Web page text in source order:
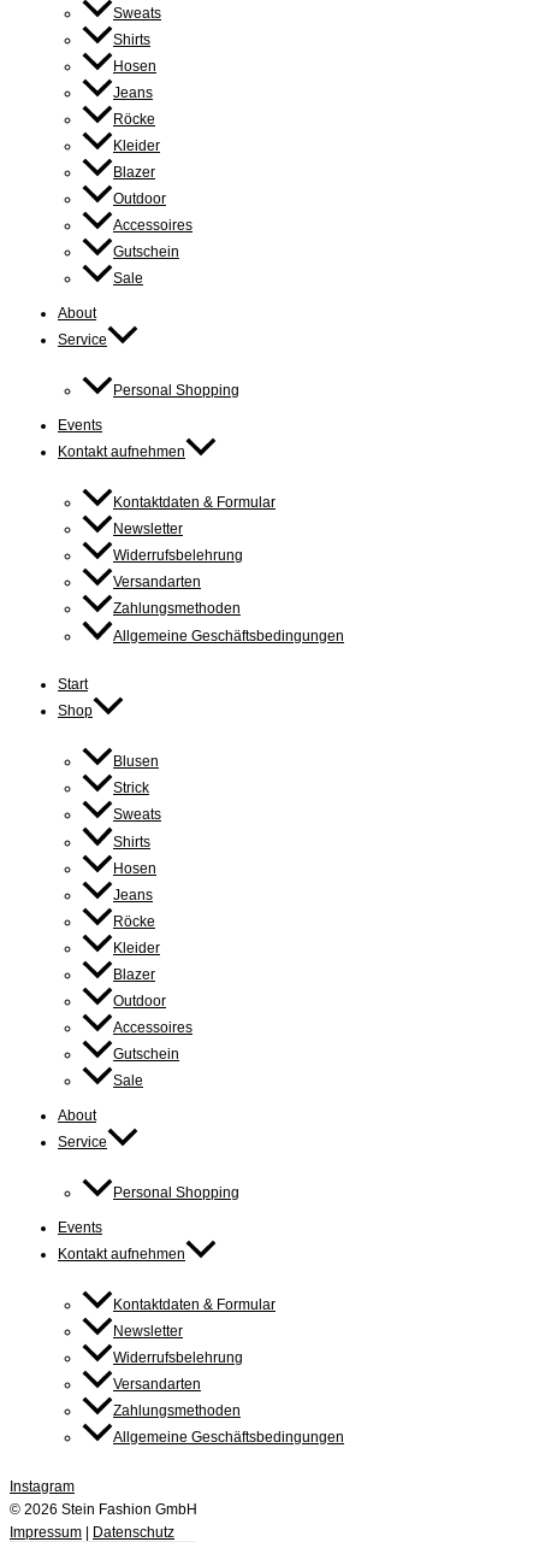
Sweats
Shirts
Hosen
Jeans
Röcke
Kleider
Blazer
Outdoor
Accessoires
Gutschein
Sale
About
Service
Personal Shopping
Events
Kontakt aufnehmen
Kontaktdaten & Formular
Newsletter
Widerrufsbelehrung
Versandarten
Zahlungsmethoden
Allgemeine Geschäftsbedingungen
Start
Shop
Blusen
Strick
Sweats
Shirts
Hosen
Jeans
Röcke
Kleider
Blazer
Outdoor
Accessoires
Gutschein
Sale
About
Service
Personal Shopping
Events
Kontakt aufnehmen
Kontaktdaten & Formular
Newsletter
Widerrufsbelehrung
Versandarten
Zahlungsmethoden
Allgemeine Geschäftsbedingungen
Instagram
© 2026 Stein Fashion GmbH
Impressum
Datenschutz